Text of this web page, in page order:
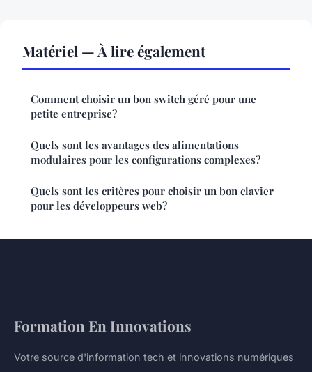
Matériel — À lire également
Comment choisir un bon switch géré pour une
petite entreprise?
Quels sont les avantages des alimentations
modulaires pour les configurations complexes?
Quels sont les critères pour choisir un bon clavier
pour les développeurs web?
Formation En Innovations
Votre source d'information tech et innovations numériques